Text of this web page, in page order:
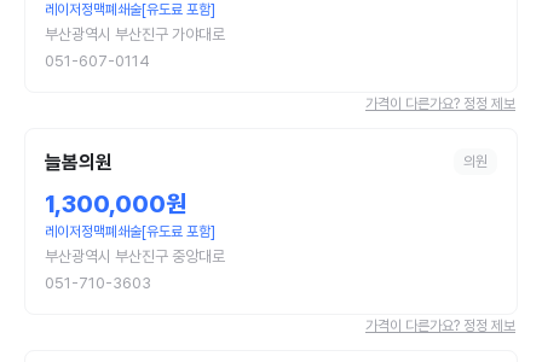
레이저정맥폐쇄술[유도료 포함]
부산광역시 부산진구 가야대로
051-607-0114
가격이 다른가요? 정정 제보
늘봄의원 의원
1,300,000원
레이저정맥폐쇄술[유도료 포함]
부산광역시 부산진구 중앙대로
051-710-3603
가격이 다른가요? 정정 제보